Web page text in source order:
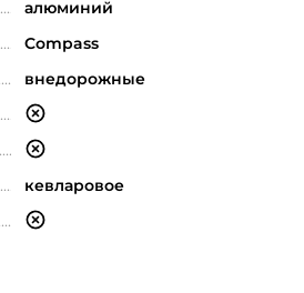
алюминий
Compass
внедорожные
кевларовое